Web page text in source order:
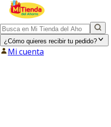
¿Cómo quieres recibir tu pedido?
Mi cuenta